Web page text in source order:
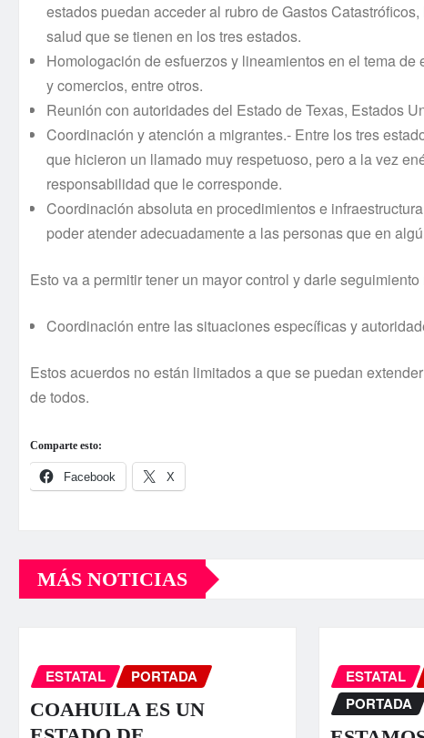
estados puedan acceder al rubro de Gastos
salud que se tienen en los tres estados.
Homologación de esfuerzos y lineamientos en el tema
y comercios, entre otros.
Reunión con autoridades del Estado de Texas, Estados
Coordinación y atención a migrantes.- Entre los tres
que hicieron un llamado muy respetuoso, pero a la vez
responsabilidad que le corresponde.
Coordinación absoluta en procedimientos e
poder atender adecuadamente a las personas que en
Esto va a permitir tener un mayor control y darle
Coordinación entre las situaciones específicas y
Estos acuerdos no están limitados a que se puedan
de todos.
Comparte esto:
Facebook X
MÁS NOTICIAS
ESTATAL PORTADA
COAHUILA ES UN
ESTATAL
PORTADA